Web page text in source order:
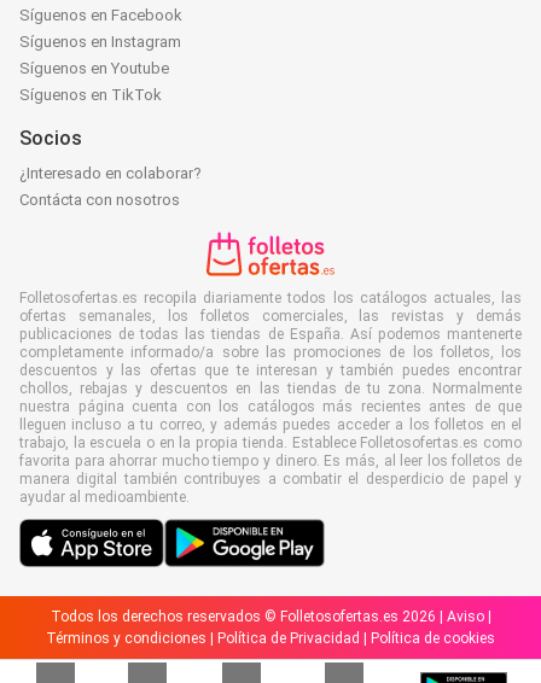
Síguenos en Facebook
Síguenos en Instagram
Síguenos en Youtube
Síguenos en TikTok
Socios
¿Interesado en colaborar?
Contácta con nosotros
Folletosofertas.es recopila diariamente todos los catálogos actuales, las
ofertas semanales, los folletos comerciales, las revistas y demás
publicaciones de todas las tiendas de España. Así podemos mantenerte
completamente informado/a sobre las promociones de los folletos, los
descuentos y las ofertas que te interesan y también puedes encontrar
chollos, rebajas y descuentos en las tiendas de tu zona. Normalmente
nuestra página cuenta con los catálogos más recientes antes de que
lleguen incluso a tu correo, y además puedes acceder a los folletos en el
trabajo, la escuela o en la propia tienda. Establece Folletosofertas.es como
favorita para ahorrar mucho tiempo y dinero. Es más, al leer los folletos de
manera digital también contribuyes a combatir el desperdicio de papel y
ayudar al medioambiente.
Todos los derechos reservados © Folletosofertas.es 2026 | Aviso|
Términos y condiciones | Política de Privacidad | Política de cookies